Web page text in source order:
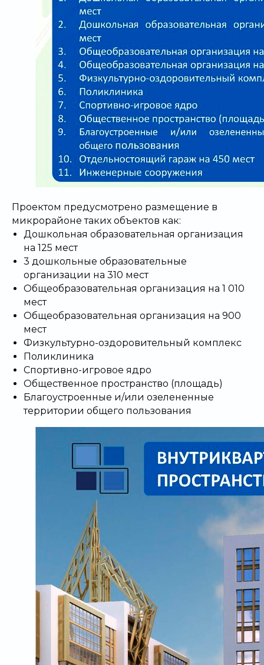
Проектом предусмотрено размещение в
микрорайоне таких объектов как:
Дошкольная образовательная организация
на 125 мест
3 дошкольные образовательные
организации на 310 мест
Общеобразовательная организация на 1 010
мест
Общеобразовательная организация на 900
мест
Физкультурно-оздоровительный комплекс
Поликлиника
Спортивно-игровое ядро
Общественное пространство (площадь)
Благоустроенные и/или озелененные
территории общего пользования